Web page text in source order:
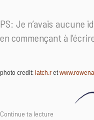
PS: Je n’avais aucune
en commençant à
photo credit: latch.r et
Continue ta lecture